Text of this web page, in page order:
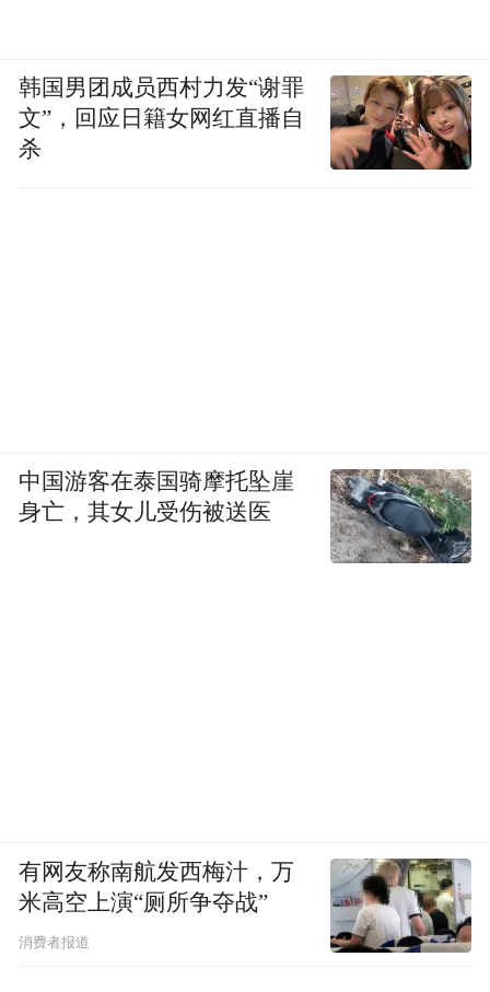
韩国男团成员西村力发“谢罪
文”，回应日籍女网红直播自
杀
中国游客在泰国骑摩托坠崖
身亡，其女儿受伤被送医
有网友称南航发西梅汁，万
米高空上演“厕所争夺战”
消费者报道